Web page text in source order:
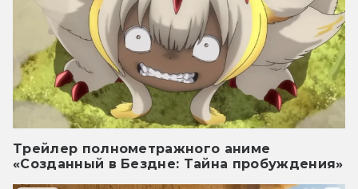
Трейлер полнометражного аниме
«Созданный в Бездне: Тайна пробуждения»